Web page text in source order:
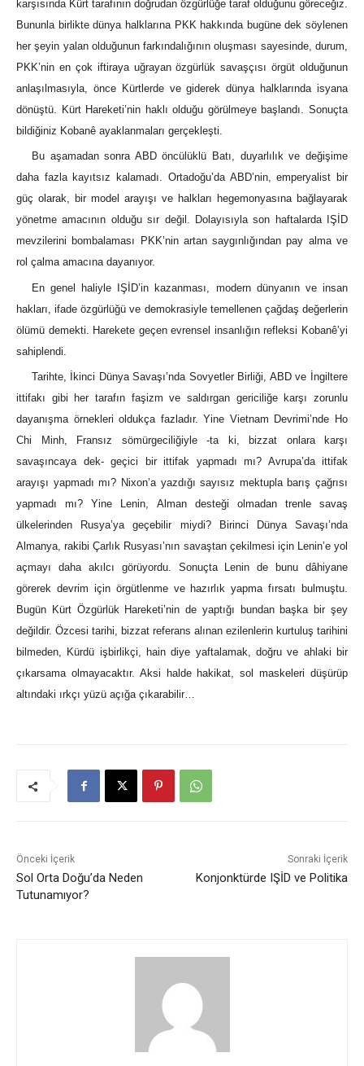
karşısında Kürt tarafının doğrudan özgürlüğe taraf olduğunu göreceğiz.
Bununla birlikte dünya halklarına PKK hakkında bugüne dek söylenen
her şeyin yalan olduğunun farkındalığının oluşması sayesinde, durum,
PKK’nin en çok iftiraya uğrayan özgürlük savaşçısı örgüt olduğunun
anlaşılmasıyla, önce Kürtlerde ve giderek dünya halklarında isyana
dönüştü. Kürt Hareketi’nin haklı olduğu görülmeye başlandı. Sonuçta
bildiğiniz Kobanê ayaklanmaları gerçekleşti.
Bu aşamadan sonra ABD öncülüklü Batı, duyarlılık ve değişime
daha fazla kayıtsız kalamadı. Ortadoğu’da ABD’nin, emperyalist bir
güç olarak, bir model arayışı ve halkları hegemonyasına bağlayarak
yönetme amacının olduğu sır değil. Dolayısıyla son haftalarda IŞİD
mevzilerini bombalaması PKK’nin artan saygınlığından pay alma ve
rol çalma amacına dayanıyor.
En genel haliyle IŞİD’in kazanması, modern dünyanın ve insan
hakları, ifade özgürlüğü ve demokrasiyle temellenen çağdaş değerlerin
ölümü demekti. Harekete geçen evrensel insanlığın refleksi Kobanê’yi
sahiplendi.
Tarihte, İkinci Dünya Savaşı’nda Sovyetler Birliği, ABD ve İngiltere
ittifakı gibi her tarafın faşizm ve saldırgan gericiliğe karşı zorunlu
dayanışma örnekleri oldukça fazladır. Yine Vietnam Devrimi’nde Ho
Chi Minh, Fransız sömürgeciliğiyle -ta ki, bizzat onlara karşı
savaşıncaya dek- geçici bir ittifak yapmadı mı? Avrupa’da ittifak
arayışı yapmadı mı? Nixon’a yazdığı sayısız mektupla barış çağrısı
yapmadı mı? Yine Lenin, Alman desteği olmadan trenle savaş
ülkelerinden Rusya’ya geçebilir miydi? Birinci Dünya Savaşı’nda
Almanya, rakibi Çarlık Rusyası’nın savaştan çekilmesi için Lenin’e yol
açmayı daha akılcı görüyordu. Sonuçta Lenin de bunu dâhiyane
görerek devrim için örgütlenme ve hazırlık yapma fırsatı bulmuştu.
Bugün Kürt Özgürlük Hareketi’nin de yaptığı bundan başka bir şey
değildir. Özcesi tarihi, bizzat referans alınan ezilenlerin kurtuluş tarihini
bilmeden, Kürdü işbirlikçi, hain diye yaftalamak, doğru ve ahlaki bir
çıkarsama olmayacaktır. Aksi halde hakikat, sol maskeleri düşürüp
altındaki ırkçı yüzü açığa çıkarabilir…
Önceki İçerik
Sol Orta Doğu’da Neden
Tutunamıyor?
Sonraki İçerik
Konjonktürde IŞİD ve Politika